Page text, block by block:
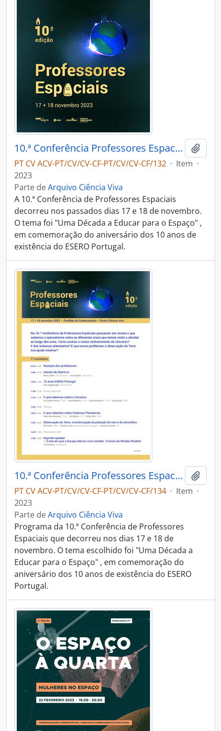
10.ª Conferência Professores Espaciais
PT CV ACV-PT/CV/CV-CF-PT/CV/CV-CF/132 · Item ·
2023
Parte deArquivo Ciência Viva
A 10.ª Conferência de Professores Espaciais
decorreu nos passados dias 17 e 18 de novembro.
O tema foi "Uma Década a Educar para o Espaço" ,
em comemoração do aniversário dos 10 anos de
existência do ESERO Portugal.
10.ª Conferência Professores Espaciais
PT CV ACV-PT/CV/CV-CF-PT/CV/CV-CF/134 · Item ·
2023
Parte deArquivo Ciência Viva
Programa da 10.ª Conferência de Professores
Espaciais que decorreu nos dias 17 e 18 de
novembro. O tema escolhido foi "Uma Década a
Educar para o Espaço" , em comemoração do
aniversário dos 10 anos de existência do ESERO
Portugal.